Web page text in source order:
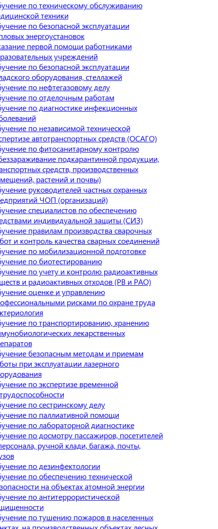
по техническому обслуживанию
техники
по безопасной эксплуатации
энергоустановок
первой помощи работниками
учреждений
по безопасной эксплуатации
оборудования, стеллажей
по нефтегазовому делу
по отделочным работам
по диагностике инфекционных
по независимой технической
автотранспортных средств (ОСАГО)
по фитосанитарному контролю
подкарантинной продукции,
средств, производственных
растений и почвы)
руководителей частных охранных
ЧОП (организаций)
специалистов по обеспечению
индивидуальной защиты (СИЗ)
правилам производства сварочных
и контроль качества сварных соединений
по мобилизационной подготовке
по биотестированию
по учету и контролю радиоактивных
и радиоактивных отходов (РВ и РАО)
оценке и управлению
рисками по охране труда
по транспортированию, хранению
лекарственных
безопасным методам и приемам
при эксплуатации лазерного
по экспертизе временной
по сестринскому делу
по паллиативной помощи
по лабораторной диагностике
по досмотру пассажиров, посетителей
ручной клади, багажа, почты,
по дезинфектологии
по обеспечению технической
на объектах атомной энергии
по антитеррористической
по тушению пожаров в населенных